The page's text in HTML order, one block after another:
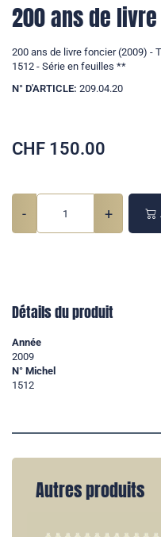
200 ans de
200 ans de livre foncier (2009) -
1512 - Série en feuilles **
N° D'ARTICLE: 209.04.20
CHF 150.00
- +
Détails du produit
Année
2009
N° Michel
1512
Autres produits